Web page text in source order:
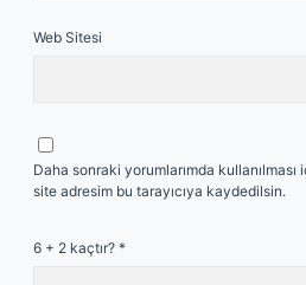
Web Sitesi
Daha sonraki yorumlarımda
site adresim bu tarayıcıya kaydedilsin.
6 + 2 kaçtır? *